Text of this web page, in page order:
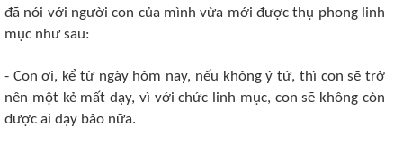
đã nói với người con của mình vừa mới được thụ phong linh
mục như sau:
- Con ơi, kể từ ngày hôm nay, nếu không ý tứ, thì con sẽ trở
nên một kẻ mất dạy, vì với chức linh mục, con sẽ không còn
được ai dạy bảo nữa.